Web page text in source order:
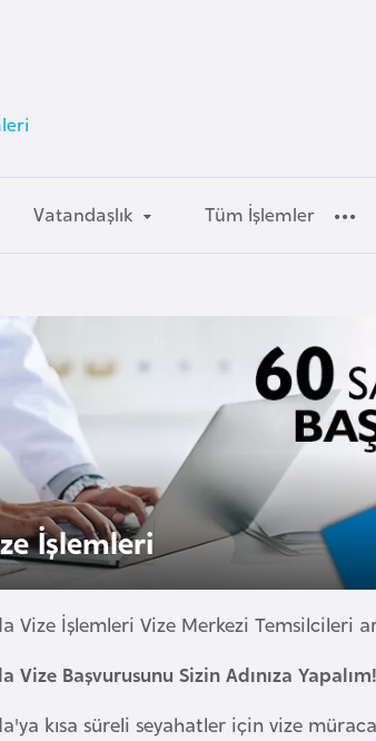
Vatandaşlık Tüm İşlemler
İşlemleri
Vize İşlemleri Vize Merkezi Temsilcileri
Vize Başvurusunu Sizin Adınıza Yapalım!
kısa süreli seyahatler için vize